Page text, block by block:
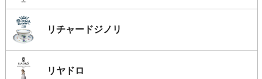
リチャードジノリ
リヤドロ